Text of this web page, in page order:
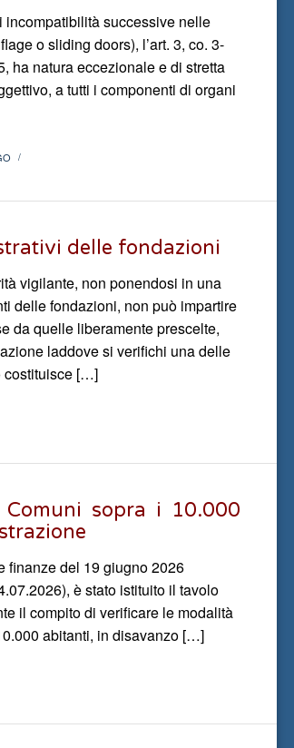
incompatibilità successive nelle
o sliding doors), l’art. 3, co. 3-
ha natura eccezionale e di stretta
a tutti i componenti di organi
/
delle fondazioni
vigilante, non ponendosi in una
delle fondazioni, non può impartire
da quelle liberamente prescelte,
laddove si verifichi una delle
costituisce […]
sopra i 10.000
finanze del 19 giugno 2026
è stato istituito il tavolo
il compito di verificare le modalità
abitanti, in disavanzo […]